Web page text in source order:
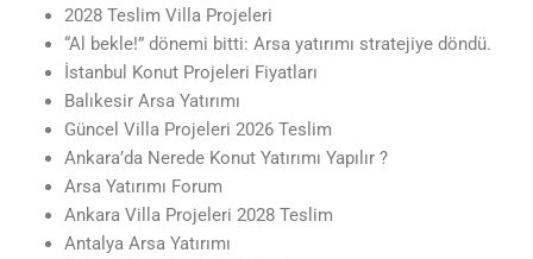
2028 Teslim Villa Projeleri
“Al bekle!” dönemi bitti: Arsa yatırımı stratejiye döndü.
İstanbul Konut Projeleri Fiyatları
Balıkesir Arsa Yatırımı
Güncel Villa Projeleri 2026 Teslim
Ankara’da Nerede Konut Yatırımı Yapılır ?
Arsa Yatırımı Forum
Ankara Villa Projeleri 2028 Teslim
Antalya Arsa Yatırımı